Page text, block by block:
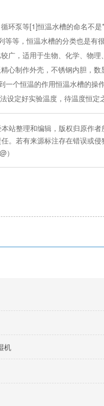
泵等[1]恒温水槽的命名不是
等，恒温水槽的分类也是
广，适用于生物、化学、物
心制作外壳，不锈钢内胆，
个恒温的作用恒温水槽的
设定好实验温度，待温度恒
站整理和编辑，版权归原作
。若有来源标注存在错误或
）
机